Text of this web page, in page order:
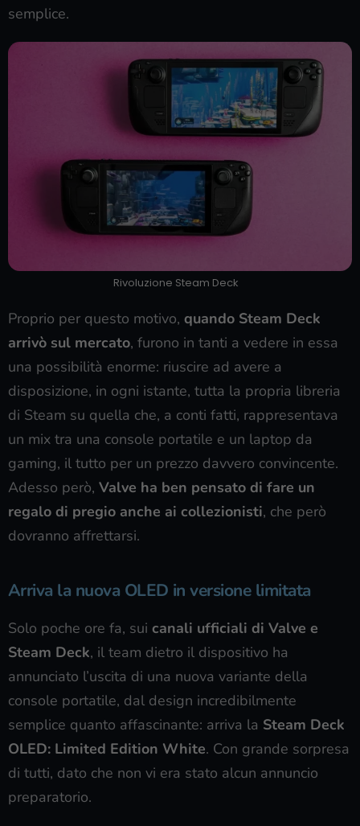
semplice.
Rivoluzione Steam Deck
Proprio per questo motivo, quando Steam Deck
arrivò sul mercato, furono in tanti a vedere in essa
una possibilità enorme: riuscire ad avere a
disposizione, in ogni istante, tutta la propria libreria
di Steam su quella che, a conti fatti, rappresentava
un mix tra una console portatile e un laptop da
gaming, il tutto per un prezzo davvero convincente.
Adesso però, Valve ha ben pensato di fare un
regalo di pregio anche ai collezionisti, che però
dovranno affrettarsi.
Arriva la nuova OLED in versione limitata
Solo poche ore fa, sui canali ufficiali di Valve e
Steam Deck, il team dietro il dispositivo ha
annunciato l’uscita di una nuova variante della
console portatile, dal design incredibilmente
semplice quanto affascinante: arriva la Steam Deck
OLED: Limited Edition White. Con grande sorpresa
di tutti, dato che non vi era stato alcun annuncio
preparatorio.